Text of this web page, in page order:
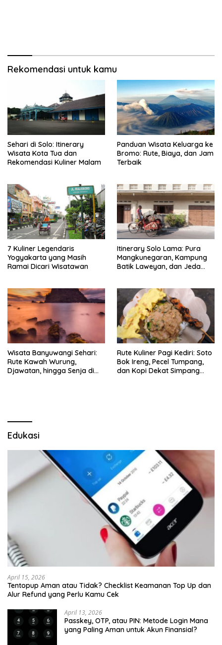
Rekomendasi untuk kamu
Sehari di Solo: Itinerary
Wisata Kota Tua dan
Rekomendasi Kuliner Malam
Panduan Wisata Keluarga ke
Bromo: Rute, Biaya, dan Jam
Terbaik
7 Kuliner Legendaris
Yogyakarta yang Masih
Ramai Dicari Wisatawan
Itinerary Solo Lama: Pura
Mangkunegaran, Kampung
Batik Laweyan, dan Jeda
Wisata Banyuwangi Sehari:
Rute Kawah Wurung,
Djawatan, hingga Senja di
Rute Kuliner Pagi Kediri: Soto
Bok Ireng, Pecel Tumpang,
dan Kopi Dekat Simpang
Edukasi
April 15, 2026
Tentopup Aman atau Tidak? Checklist Keamanan Top Up dan
Alur Refund yang Perlu Kamu Cek
April 13, 2026
Passkey, OTP, atau PIN: Metode Login Mana
yang Paling Aman untuk Akun Finansial?